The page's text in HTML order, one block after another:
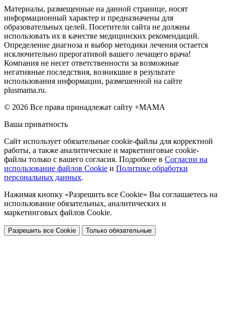
Материалы, размещенные на данной странице, носят
информационный характер и предназначены для
образовательных целей. Посетители сайта не должны
использовать их в качестве медицинских рекомендаций.
Определение диагноза и выбор методики лечения остается
исключительно прерогативой вашего лечащего врача!
Компания не несет ответственности за возможные
негативные последствия, возникшие в результате
использования информации, размешенной на сайте
plusmama.ru.
© 2026 Все права принадлежат сайту +МАМА
Ваша приватность
Сайт использует обязательные cookie-файлы для корректной
работы, а также аналитические и маркетинговые cookie-
файлы только с вашего согласия. Подробнее в Согласии на
использование файлов Cookie и Политике обработки
персональных данных.
Нажимая кнопку «Разрешить все Cookie» Вы соглашаетесь на
использование обязательных, аналитических и
маркетинговых файлов Cookie.
Разрешить все Cookie Только обязательные